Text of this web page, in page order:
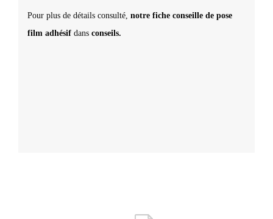
Pour plus de détails consulté, notre fiche conseille de pose
film adhésif dans conseils.